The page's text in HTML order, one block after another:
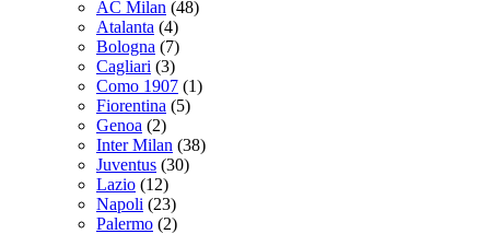
AC Milan (48)
Atalanta (4)
Bologna (7)
Cagliari (3)
Como 1907 (1)
Fiorentina (5)
Genoa (2)
Inter Milan (38)
Juventus (30)
Lazio (12)
Napoli (23)
Palermo (2)